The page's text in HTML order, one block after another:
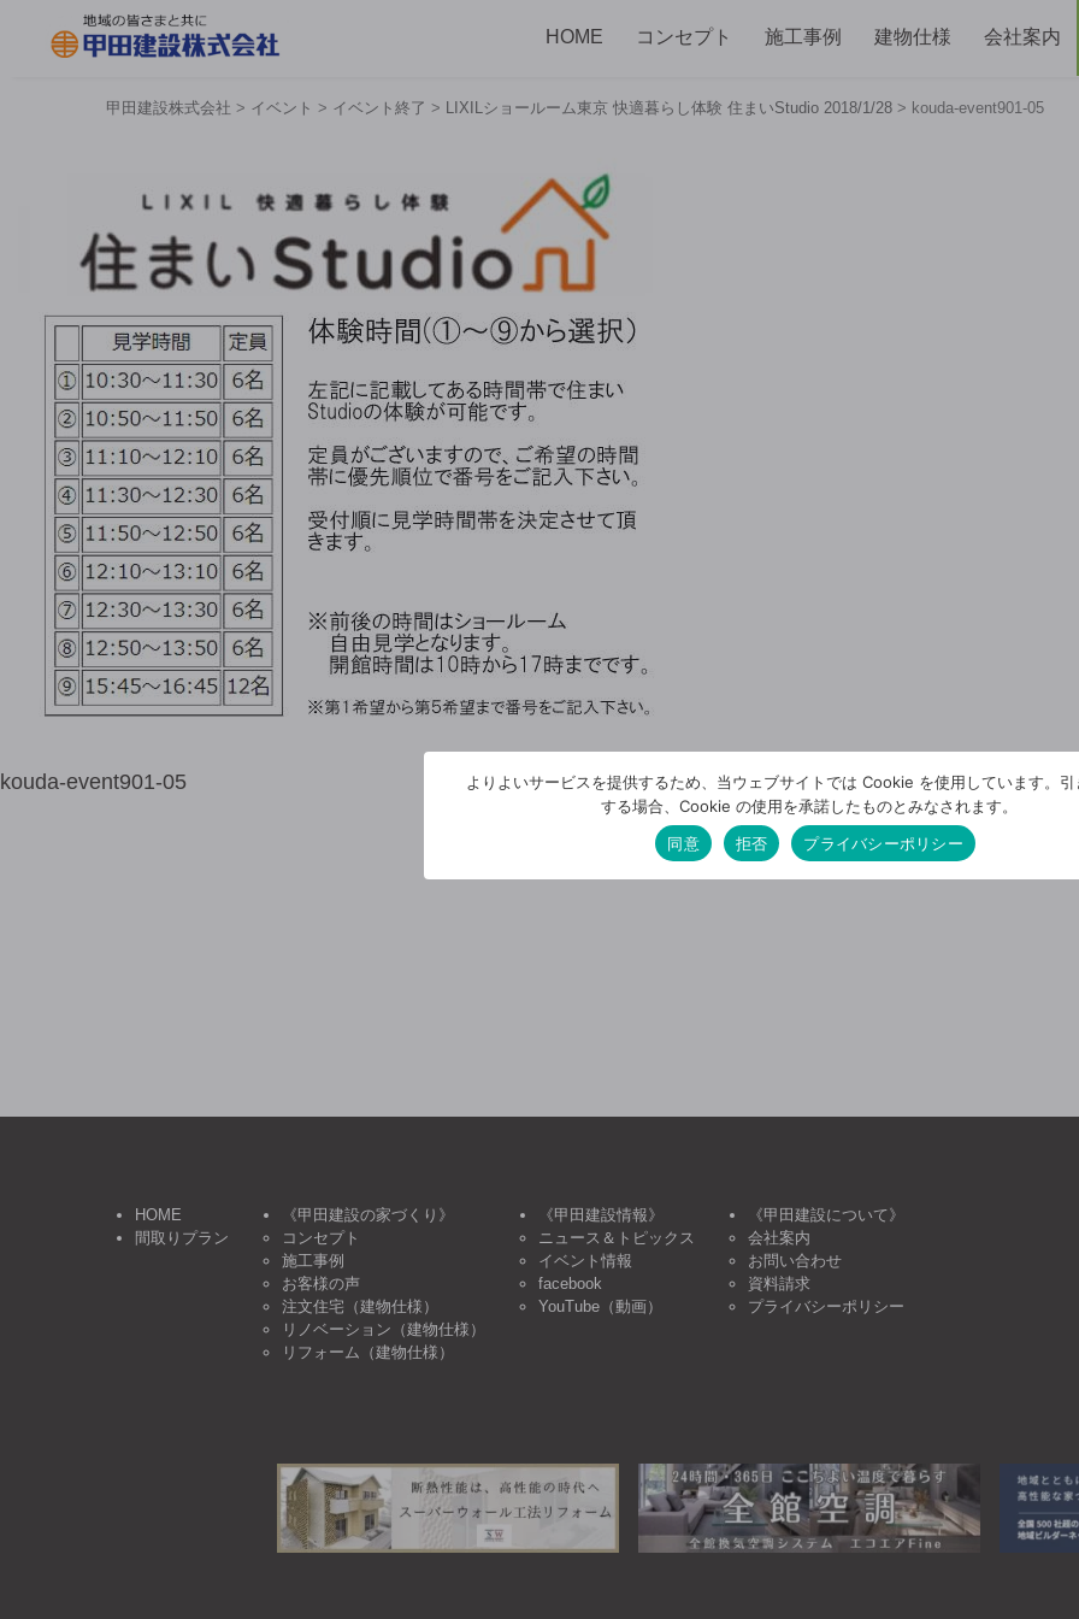
HOME コンセプト 施工事例 建物仕様 会社案内
甲田建設株式会社 > イベント > イベント終了 > LIXILショールーム東京 快適暮らし体験 住まいStudio 2018/1/28 > kouda-event901-05
kouda-event901-05
HOME
間取りプラン
《甲田建設の家づくり》
コンセプト
施工事例
お客様の声
注文住宅（建物仕様）
リノベーション（建物仕様）
リフォーム（建物仕様）
《甲田建設情報》
ニュース＆トピックス
イベント情報
facebook
YouTube（動画）
《甲田建設について》
会社案内
お問い合わせ
資料請求
プライバシーポリシー
よりよいサービスを提供するため、当ウェブサイトでは Cookie を使用しています。引
する場合、Cookie の使用を承諾したものとみなされます。
同意
拒否 プライバシーポリシー